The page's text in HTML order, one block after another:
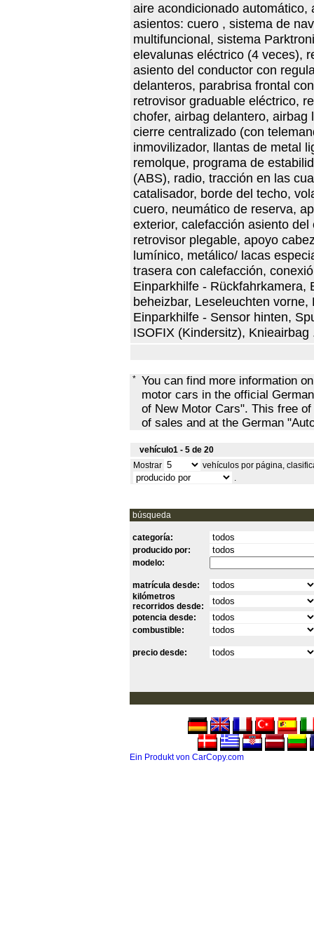
aire acondicionado
asientos: cuero , sistema de
multifuncional, sistema
elevalunas eléctrico (4 veces),
asiento del conductor con
delanteros, parabrisa frontal
retrovisor graduable eléctrico,
chofer, airbag delantero,
cierre centralizado (con
inmovilizador, llantas de metal
remolque, programa de
(ABS), radio, tracción en las
catalisador, borde del techo,
cuero, neumático de reserva,
exterior, calefacción asiento
retrovisor plegable, apoyo
lumínico, metálico/ lacas
trasera con calefacción,
Einparkhilfe - Rückfahrkamera,
beheizbar, Leseleuchten
Einparkhilfe - Sensor hinten,
ISOFIX (Kindersitz),
* You can find more information
motor cars in the official
of New Motor Cars". This free
of sales and at the German
vehículo1 - 5 de 20
Mostrar
vehículos por página,
.
búsqueda
categoría:
producido por:
modelo:
matrícula desde:
kilómetros
recorridos desde:
potencia desde:
combustible:
precio desde:
Ein Produkt von CarCopy.com